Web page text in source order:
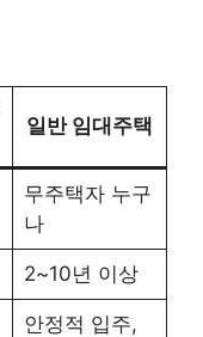
일반 임대주택
무주택자 누구
나
2~10년 이상
안정적 입주,